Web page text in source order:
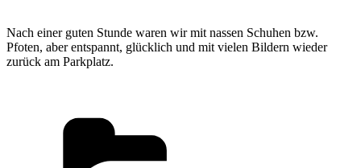
Nach einer guten Stunde waren wir mit nassen Schuhen bzw.
Pfoten, aber entspannt, glücklich und mit vielen Bildern wieder
zurück am Parkplatz.